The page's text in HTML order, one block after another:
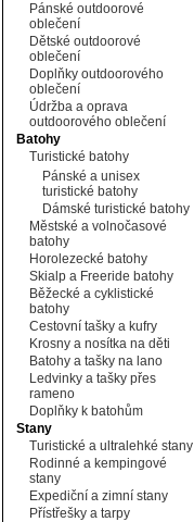
Pánské outdoorové
oblečení
Dětské outdoorové
oblečení
Doplňky outdoorového
oblečení
Údržba a oprava
outdoorového oblečení
Batohy
Turistické batohy
Pánské a unisex
turistické batohy
Dámské turistické batohy
Městské a volnočasové
batohy
Horolezecké batohy
Skialp a Freeride batohy
Běžecké a cyklistické
batohy
Cestovní tašky a kufry
Krosny a nosítka na děti
Batohy a tašky na lano
Ledvinky a tašky přes
rameno
Doplňky k batohům
Stany
Turistické a ultralehké stany
Rodinné a kempingové
stany
Expediční a zimní stany
Přístřešky a tarpy